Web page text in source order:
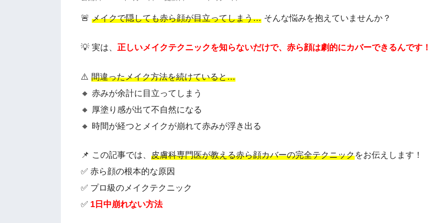
🚨 メイクで隠しても赤ら顔が目立ってしまう… そんな悩みを抱えていませんか？
💡 実は、 正しいメイクテクニックを知らないだけで、赤ら顔は劇的にカバーできるんです！
⚠️ 間違ったメイク方法を続けていると…
🔸 赤みが余計に目立ってしまう
🔸 厚塗り感が出て不自然になる
🔸 時間が経つとメイクが崩れて赤みが浮き出る
📌 この記事では、 皮膚科専門医が教える赤ら顔カバーの完全テクニックをお伝えします！
✅ 赤ら顔の根本的な原因
✅ プロ級のメイクテクニック
✅ 1日中崩れない方法